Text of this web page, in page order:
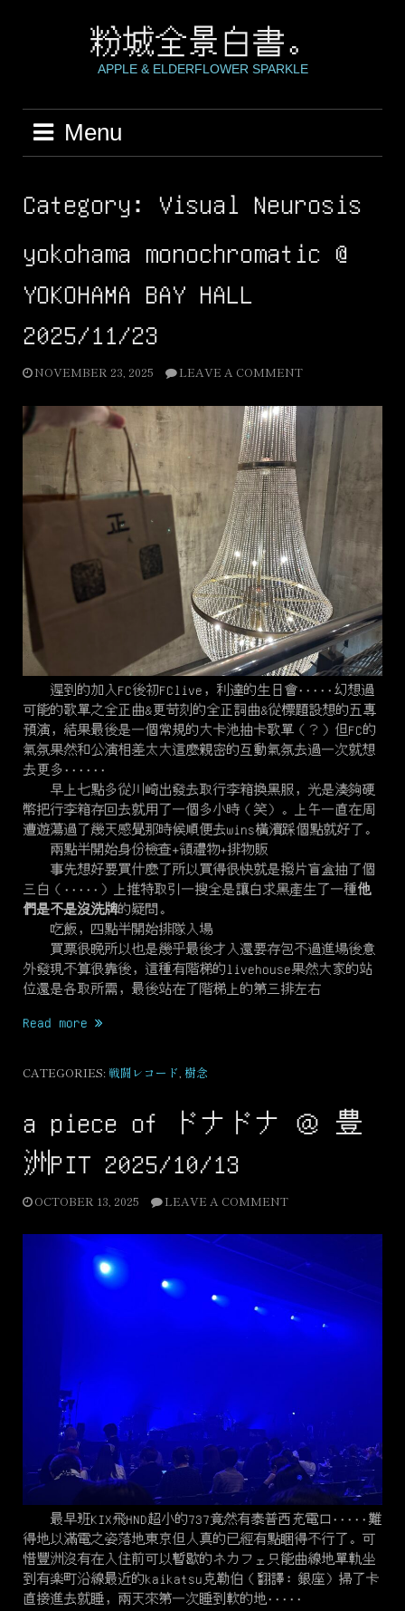
粉城全景白書。
APPLE & ELDERFLOWER SPARKLE
Menu
Category: Visual Neurosis
yokohama monochromatic @
YOKOHAMA BAY HALL
2025/11/23
NOVEMBER 23, 2025 LEAVE A COMMENT
遲到的加入FC後初FClive，利達的生日會·····幻想過
可能的歌單之全正曲&更苛刻的全正詞曲&從標題設想的五專
預演，結果最後是一個常規的大卡池抽卡歌單（？）但FC的
氣氛果然和公演相差太大這麼親密的互動氣氛去過一次就想
去更多······
早上七點多從川崎出發去取行李箱換黑服，光是湊夠硬
幣把行李箱存回去就用了一個多小時（笑）。上午一直在周
遭遊蕩過了幾天感覺那時候順便去wins橫濱踩個點就好了。
兩點半開始身份檢查+領禮物+排物販
事先想好要買什麼了所以買得很快就是撥片盲盒抽了個
三白（·····）上推特取引一搜全是讓白求黑產生了一種他
們是不是沒洗牌的疑問。
吃飯，四點半開始排隊入場
買票很晚所以也是幾乎最後才入還要存包不過進場後意
外發現不算很靠後，這種有階梯的livehouse果然大家的站
位還是各取所需，最後站在了階梯上的第三排左右
Read more “yokohama
YOKOHAMA
HALL
CATEGORIES: 戦闘レコード, 樹念
a piece of ドナドナ ＠ 豊
洲PIT 2025/10/13
OCTOBER 13, 2025 LEAVE A COMMENT
最早班KIX飛HND超小的737竟然有泰普西充電口·····難
得地以滿電之姿落地東京但人真的已經有點睏得不行了。可
惜豐洲沒有在入住前可以暫歇的ネカフェ只能曲線地單軌坐
到有楽町沿線最近的kaikatsu克勒伯（翻譯：銀座）掃了卡
直接進去就睡，兩天來第一次睡到軟的地·····